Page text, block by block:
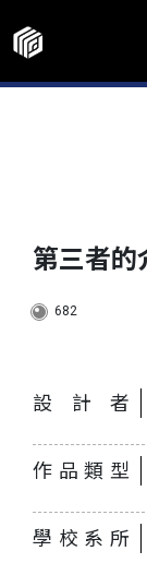
第三者的
682
設計者
作品類型
學校系所